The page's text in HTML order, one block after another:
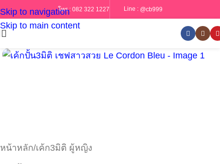
Skip to navigation
Skip to main content
โทร : 082 322 1227 Line : @cb999
หน้าหลัก/เค้ก3มิติ ผู้หญิง